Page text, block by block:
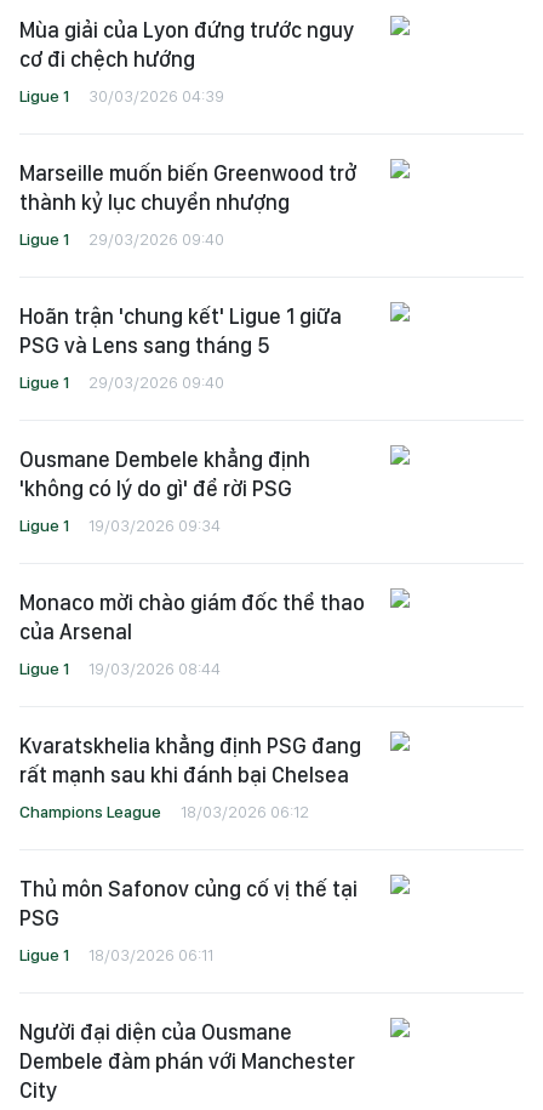
Mùa giải của Lyon đứng trước nguy
cơ đi chệch hướng
Ligue 1 30/03/2026 04:39
Marseille muốn biến Greenwood trở
thành kỷ lục chuyển nhượng
Ligue 1 29/03/2026 09:40
Hoãn trận 'chung kết' Ligue 1 giữa
PSG và Lens sang tháng 5
Ligue 1 29/03/2026 09:40
Ousmane Dembele khẳng định
'không có lý do gì' để rời PSG
Ligue 1 19/03/2026 09:34
Monaco mời chào giám đốc thể thao
của Arsenal
Ligue 1 19/03/2026 08:44
Kvaratskhelia khẳng định PSG đang
rất mạnh sau khi đánh bại Chelsea
Champions League 18/03/2026 06:12
Thủ môn Safonov củng cố vị thế tại
PSG
Ligue 1 18/03/2026 06:11
Người đại diện của Ousmane
Dembele đàm phán với Manchester
City